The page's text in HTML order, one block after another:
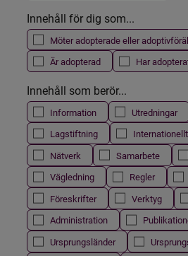
Innehåll för dig som...
Möter adopterade eller
Är adopterad
Har
Innehåll som berör...
Information Utredningar
Lagstiftning
Internationellt
Nätverk
Samarbete
Vägledning
Regler
Föreskrifter
Verktyg
Administration
Ursprungsländer